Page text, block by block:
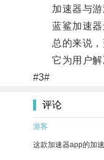
加速器与游戏
蓝鲨加速器还
总的来说，蓝
它为用户解决
#3#
评论
游客
这款加速器app的加